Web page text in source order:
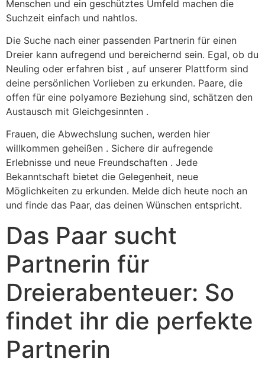
Menschen und ein geschütztes Umfeld machen die
Suchzeit einfach und nahtlos.
Die Suche nach einer passenden Partnerin für einen
Dreier kann aufregend und bereichernd sein. Egal, ob du
Neuling oder erfahren bist , auf unserer Plattform sind
deine persönlichen Vorlieben zu erkunden. Paare, die
offen für eine polyamore Beziehung sind, schätzen den
Austausch mit Gleichgesinnten .
Frauen, die Abwechslung suchen, werden hier
willkommen geheißen . Sichere dir aufregende
Erlebnisse und neue Freundschaften . Jede
Bekanntschaft bietet die Gelegenheit, neue
Möglichkeiten zu erkunden. Melde dich heute noch an
und finde das Paar, das deinen Wünschen entspricht.
Das Paar sucht
Partnerin für
Dreierabenteuer: So
findet ihr die perfekte
Partnerin